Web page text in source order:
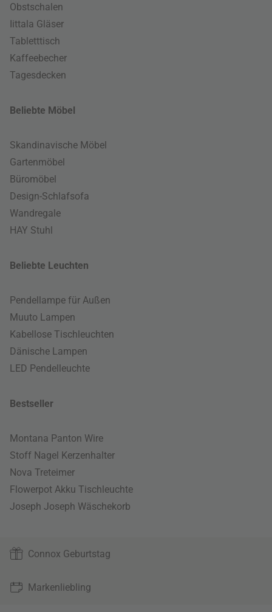
Obstschalen
Iittala Gläser
Tabletttisch
Kaffeebecher
Tagesdecken
Beliebte Möbel
Skandinavische Möbel
Gartenmöbel
Büromöbel
Design-Schlafsofa
Wandregale
HAY Stuhl
Beliebte Leuchten
Pendellampe für Außen
Muuto Lampen
Kabellose Tischleuchten
Dänische Lampen
LED Pendelleuchte
Bestseller
Montana Panton Wire
Stoff Nagel Kerzenhalter
Nova Treteimer
Flowerpot Akku Tischleuchte
Joseph Joseph Wäschekorb
Connox Geburtstag
Markenliebling